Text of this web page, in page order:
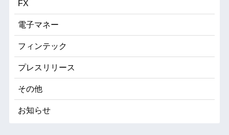
FX
電子マネー
フィンテック
プレスリリース
その他
お知らせ